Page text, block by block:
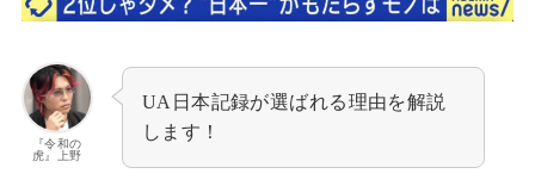
『令和の
虎』上野
UA日本記録が選ばれる理由を解説
します！